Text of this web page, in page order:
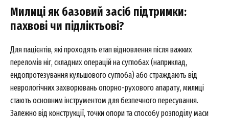
Милиці як базовий засіб підтримки:
пахвові чи підліктьові?
Для пацієнтів, які проходять етап відновлення після важких
переломів ніг, складних операцій на суглобах (наприклад,
ендопротезування кульшового суглоба) або страждають від
неврологічних захворювань опорно-рухового апарату, милиці
стають основним інструментом для безпечного пересування.
Залежно від конструкції, точки опори та способу розподілу маси